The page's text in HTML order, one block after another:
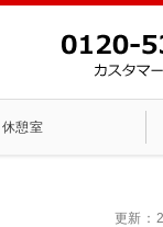
休憩室
更新：